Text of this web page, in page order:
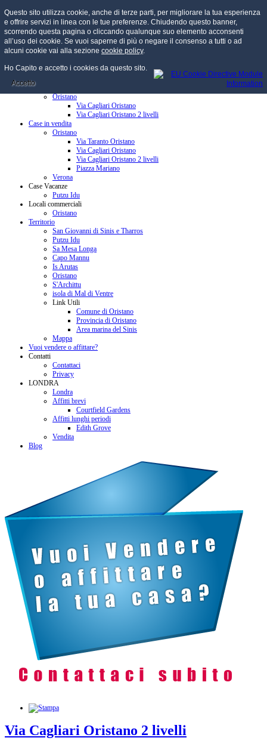
menu
Chi Siamo
Case in affitto
Oristano
Via Cagliari Oristano
Via Cagliari Oristano 2 livelli
Case in vendita
Oristano
Via Taranto Oristano
Via Cagliari Oristano
Via Cagliari Oristano 2 livelli
Piazza Mariano
Verona
Case Vacanze
Putzu Idu
Locali commerciali
Oristano
Territorio
San Giovanni di Sinis e Tharros
Putzu Idu
Sa Mesa Longa
Capo Mannu
Is Arutas
Oristano
S'Archittu
isola di Mal di Ventre
Link Utili
Comune di Oristano
Provincia di Oristano
Area marina del Sinis
Mappa
Vuoi vendere o affittare?
Contatti
Contattaci
Privacy
LONDRA
Londra
Affitti brevi
Courtfield Gardens
Affitti lunghi periodi
Edith Grove
Vendita
Blog
Via Cagliari Oristano 2 livelli
Questo sito utilizza cookie, anche di terze parti, per migliorare la tua esperienza
e offrire servizi in linea con le tue preferenze. Chiudendo questo banner,
scorrendo questa pagina o cliccando qualunque suo elemento acconsenti
all’uso dei cookie. Se vuoi saperne di più o negare il consenso a tutti o ad
alcuni cookie vai alla sezione cookie policy.
Ho Capito e accetto i cookies da questo sito.
Accetto